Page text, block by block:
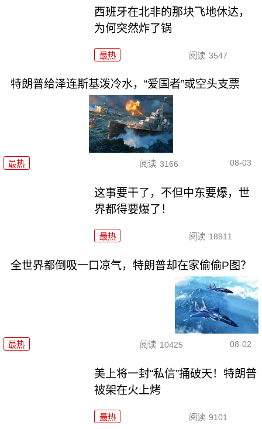
西班牙在北非的那块飞地休达，
为何突然炸了锅
最热 阅读 3547
特朗普给泽连斯基泼冷水，“爱国者”或空头支票
最热 阅读 3166 08-03
这事要干了，不但中东要爆，世
界都得要爆了！
最热 阅读 18911
全世界都倒吸一口凉气，特朗普却在家偷偷P图？
最热 阅读 10425 08-02
美上将一封“私信”捅破天！特朗普
被架在火上烤
最热 阅读 9101